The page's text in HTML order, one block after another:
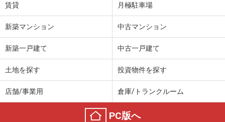
賃貸 月極駐車場
新築マンション 中古マンション
新築一戸建て 中古一戸建て
土地を探す 投資物件を探す
店舗/事業用 倉庫/トランクルーム
PC版へ